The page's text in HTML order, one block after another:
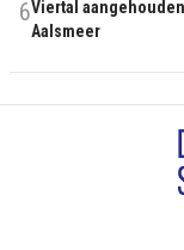
6Viertal
Aalsmeer